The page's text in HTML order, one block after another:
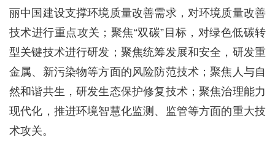
丽中国建设支撑环境质量改善需求，对环境质量改善
技术进行重点攻关；聚焦“双碳”目标，对绿色低碳转
型关键技术进行研发；聚焦统筹发展和安全，研发重
金属、新污染物等方面的风险防范技术；聚焦人与自
然和谐共生，研发生态保护修复技术；聚焦治理能力
现代化，推进环境智慧化监测、监管等方面的重大技
术攻关。